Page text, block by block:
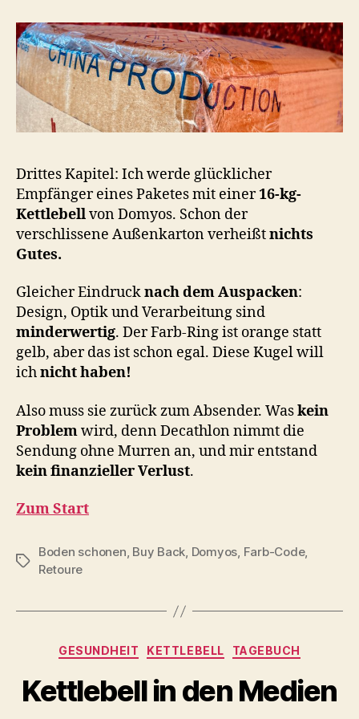
Drittes Kapitel: Ich werde glücklicher
Empfänger eines Paketes mit einer16-kg-
Kettlebellvon Domyos. Schon der
verschlissene Außenkarton verheißtnichts
Gutes.
Gleicher Eindrucknach dem Auspacken:
Design, Optik und Verarbeitung sind
minderwertig. Der Farb-Ring ist orange statt
gelb, aber das ist schon egal. Diese Kugel will
ichnicht haben!
Also muss sie zurück zum Absender. Waskein
Problemwird, denn Decathlon nimmt die
Sendung ohne Murren an, und mir entstand
kein finanzieller Verlust.
Zum Start
Schlagwörter
Boden schonen, Buy Back, Domyos, Farb-Code,
Retoure
Kategorien
GESUNDHEIT KETTLEBELL TAGEBUCH
Kettlebell in den Medien
o
b
-